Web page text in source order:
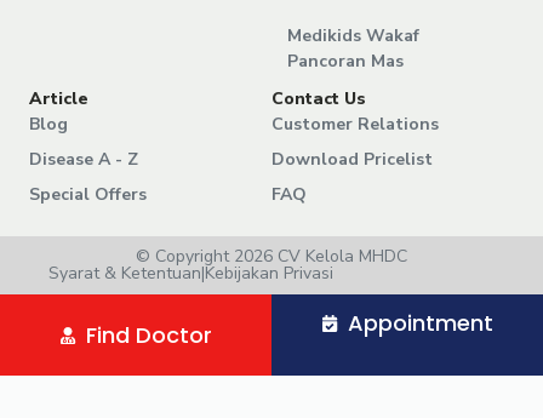
Medikids Wakaf
Pancoran Mas
Article
Blog
Disease A - Z
Special Offers
Contact Us
Customer Relations
Download Pricelist
FAQ
© Copyright 2026 CV Kelola MHDC
Syarat & Ketentuan|Kebijakan Privasi
Find Doctor Appointment